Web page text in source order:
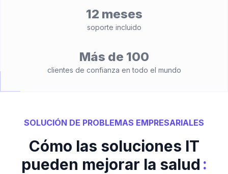
12 meses
soporte incluido
Más de 100
clientes de confianza en todo el mundo
SOLUCIÓN DE PROBLEMAS EMPRESARIALES
Cómo las soluciones IT
pueden mejorar la salud :